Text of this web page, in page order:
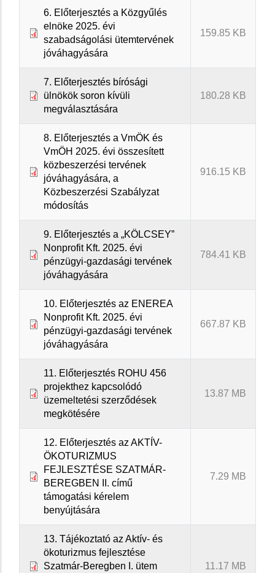
6. Előterjesztés a Közgyűlés
elnöke 2025. évi
szabadságolási ütemtervének
jóváhagyására
159.85 KB
7. Előterjesztés bírósági
ülnökök soron kívüli
megválasztására
180.28 KB
8. Előterjesztés a VmÖK és
VmÖH 2025. évi összesített
közbeszerzési tervének
jóváhagyására, a
Közbeszerzési Szabályzat
módosítás
916.15 KB
9. Előterjesztés a „KÖLCSEY”
Nonprofit Kft. 2025. évi
pénzügyi-gazdasági tervének
jóváhagyására
784.41 KB
10. Előterjesztés az ENEREA
Nonprofit Kft. 2025. évi
pénzügyi-gazdasági tervének
jóváhagyására
667.87 KB
11. Előterjesztés ROHU 456
projekthez kapcsolódó
üzemeltetési szerződések
megkötésére
13.87 MB
12. Előterjesztés az AKTÍV-
ÖKOTURIZMUS
FEJLESZTÉSE SZATMÁR-
BEREGBEN II. című
támogatási kérelem
benyújtására
7.29 MB
13. Tájékoztató az Aktív- és
ökoturizmus fejlesztése
Szatmár-Beregben I. ütem
11.17 MB